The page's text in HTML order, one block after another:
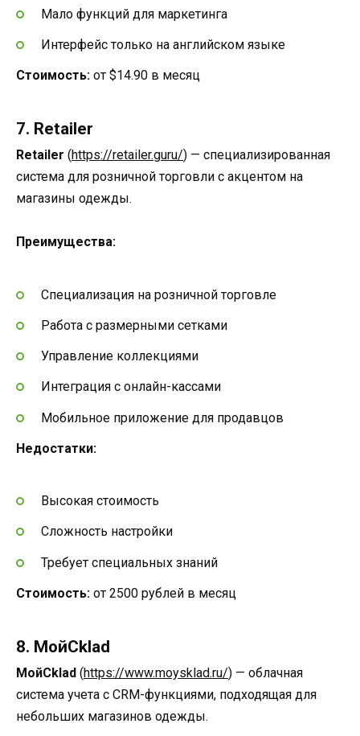
Мало функций для маркетинга
Интерфейс только на английском языке
Стоимость: от $14.90 в месяц
7. Retailer
Retailer (https://retailer.guru/) — специализированная
система для розничной торговли с акцентом на
магазины одежды.
Преимущества:
Специализация на розничной торговле
Работа с размерными сетками
Управление коллекциями
Интеграция с онлайн-кассами
Мобильное приложение для продавцов
Недостатки:
Высокая стоимость
Сложность настройки
Требует специальных знаний
Стоимость: от 2500 рублей в месяц
8. МойСklad
МойСklad (https://www.moysklad.ru/) — облачная
система учета с CRM-функциями, подходящая для
небольших магазинов одежды.